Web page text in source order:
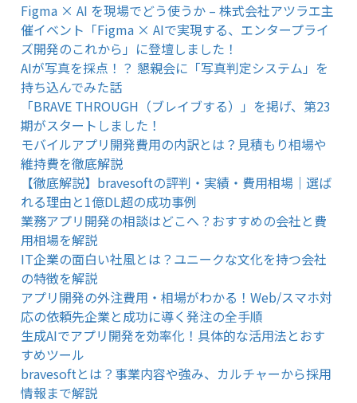
Figma × AI を現場でどう使うか – 株式会社アツラエ主
催イベント「Figma × AIで実現する、エンタープライ
ズ開発のこれから」に登壇しました！
AIが写真を採点！？ 懇親会に「写真判定システム」を
持ち込んでみた話
「BRAVE THROUGH（ブレイブする）」を掲げ、第23
期がスタートしました！
モバイルアプリ開発費用の内訳とは？見積もり相場や
維持費を徹底解説
【徹底解説】bravesoftの評判・実績・費用相場｜選ば
れる理由と1億DL超の成功事例
業務アプリ開発の相談はどこへ？おすすめの会社と費
用相場を解説
IT企業の面白い社風とは？ユニークな文化を持つ会社
の特徴を解説
アプリ開発の外注費用・相場がわかる！Web/スマホ対
応の依頼先企業と成功に導く発注の全手順
生成AIでアプリ開発を効率化！具体的な活用法とおす
すめツール
bravesoftとは？事業内容や強み、カルチャーから採用
情報まで解説